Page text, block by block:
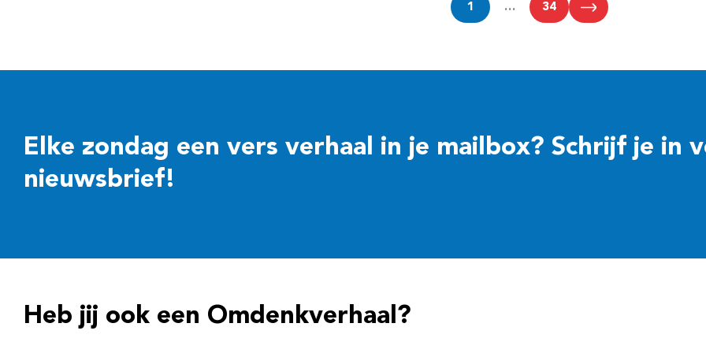
1 … 34
Elke zondag een vers verhaal in je mailbox? Schrijf je in
nieuwsbrief!
Heb jij ook een Omdenkverhaal?